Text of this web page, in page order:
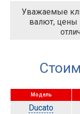
Уважаемые
валют, цены
Модель
Ducato